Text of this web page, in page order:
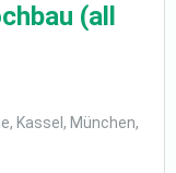
(all
Kassel, München,